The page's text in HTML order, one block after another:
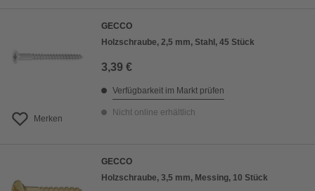
Merken
GECCO
Holzschraube, 2,5 mm, Stahl, 45 Stück
3,39 €
Verfügbarkeit im Markt prüfen
Nicht online erhältlich
GECCO
Holzschraube, 3,5 mm, Messing, 10 Stück